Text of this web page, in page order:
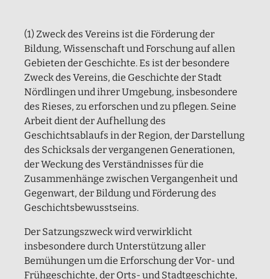
(1) Zweck des Vereins ist die Förderung der
Bildung, Wissenschaft und Forschung auf allen
Gebieten der Geschichte. Es ist der besondere
Zweck des Vereins, die Geschichte der Stadt
Nördlingen und ihrer Umgebung, insbesondere
des Rieses, zu erforschen und zu pflegen. Seine
Arbeit dient der Aufhellung des
Geschichtsablaufs in der Region, der Darstellung
des Schicksals der vergangenen Generationen,
der Weckung des Verständnisses für die
Zusammenhänge zwischen Vergangenheit und
Gegenwart, der Bildung und Förderung des
Geschichtsbewusstseins.
Der Satzungszweck wird verwirklicht
insbesondere durch Unterstützung aller
Bemühungen um die Erforschung der Vor- und
Frühgeschichte, der Orts- und Stadtgeschichte,